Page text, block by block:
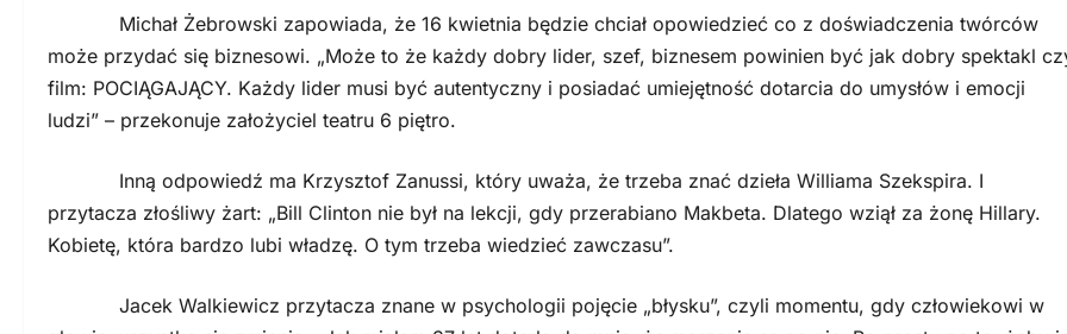
Michał Żebrowski zapowiada, że 16 kwietnia będzie chciał opowiedzieć co z doświadczenia twórców
może przydać się biznesowi. „Może to że każdy dobry lider, szef, biznesem powinien być jak dobry spektakl
film: POCIĄGAJĄCY. Każdy lider musi być autentyczny i posiadać umiejętność dotarcia do umysłów i emocji
ludzi” – przekonuje założyciel teatru 6 piętro.
Inną odpowiedź ma Krzysztof Zanussi, który uważa, że trzeba znać dzieła Williama Szekspira. I
przytacza złośliwy żart: „Bill Clinton nie był na lekcji, gdy przerabiano Makbeta. Dlatego wziął za żonę Hillary.
Kobietę, która bardzo lubi władzę. O tym trzeba wiedzieć zawczasu”.
Jacek Walkiewicz przytacza znane w psychologii pojęcie „błysku”, czyli momentu, gdy człowiekowi w